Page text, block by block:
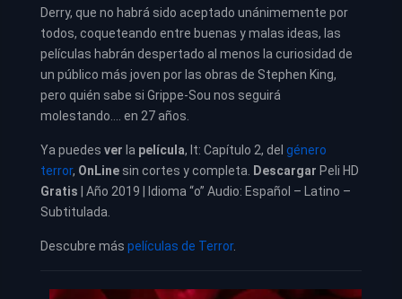
Derry, que no habrá sido aceptado unánimemente por
todos, coqueteando entre buenas y malas ideas, las
películas habrán despertado al menos la curiosidad de
un público más joven por las obras de Stephen King,
pero quién sabe si Grippe-Sou nos seguirá
molestando…. en 27 años.
Ya puedes ver la película, It: Capítulo 2, del género
terror, OnLine sin cortes y completa. Descargar Peli HD
Gratis | Año 2019 | Idioma “o” Audio: Español – Latino –
Subtitulada.
Descubre más películas de Terror.